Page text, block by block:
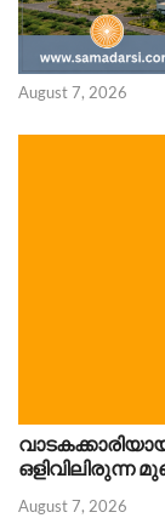
August 7, 2026
ഒളിവിലിരുന്ന
August 7, 2026